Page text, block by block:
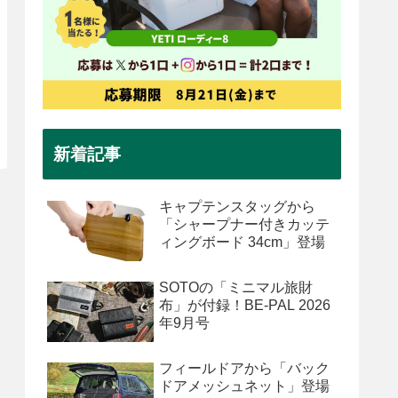
新着記事
キャプテンスタッグから
「シャープナー付きカッテ
ィングボード 34cm」登場
SOTOの「ミニマル旅財
布」が付録！BE-PAL 2026
年9月号
フィールドアから「バック
ドアメッシュネット」登場